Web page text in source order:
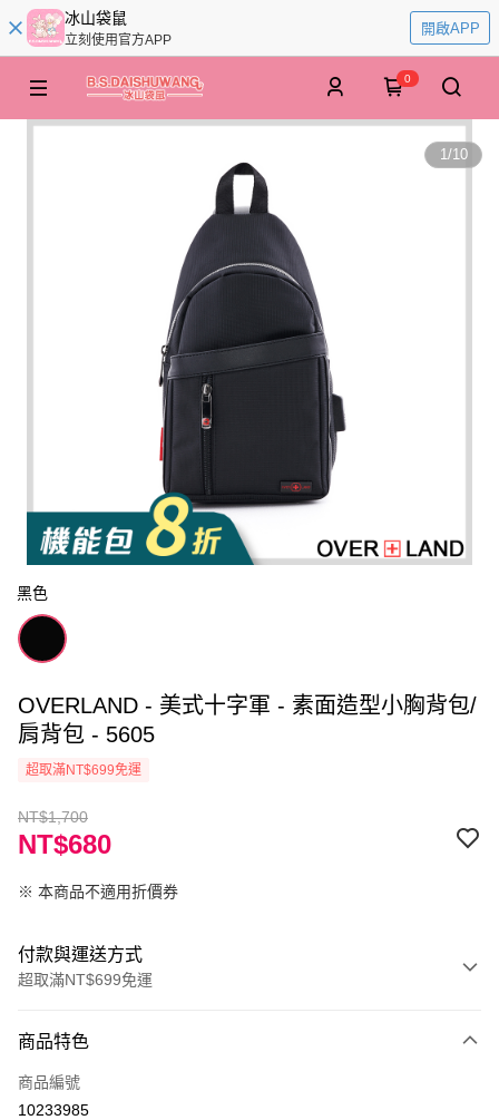
冰山袋鼠
立刻使用官方APP
開啟APP
0
1/10
黑色
OVERLAND - 美式十字軍 - 素面造型小胸背包/
肩背包 - 5605
超取滿NT$699免運
NT$1,700
NT$680
※ 本商品不適用折價券
付款與運送方式
超取滿NT$699免運
信用卡一次付款
超商取貨付款
商品特色
商品編號
10233985